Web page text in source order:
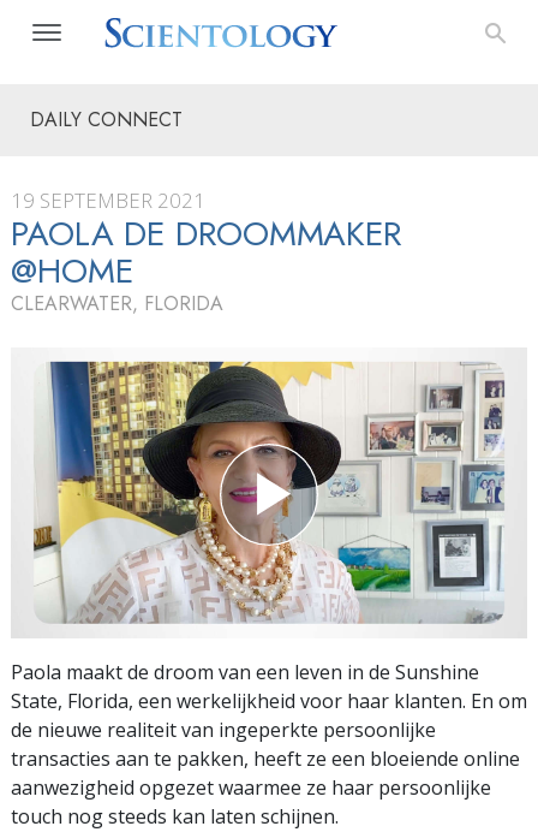
DAILY CONNECT
19 SEPTEMBER 2021
PAOLA DE DROOMMAKER
@HOME
CLEARWATER, FLORIDA
Paola maakt de droom van een leven in de Sunshine
State, Florida, een werkelijkheid voor haar klanten. En om
de nieuwe realiteit van ingeperkte persoonlijke
transacties aan te pakken, heeft ze een bloeiende online
aanwezigheid opgezet waarmee ze haar persoonlijke
touch nog steeds kan laten schijnen.